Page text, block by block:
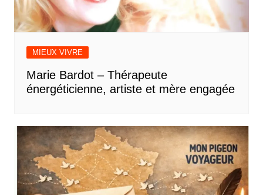
MIEUX VIVRE
Marie Bardot – Thérapeute
énergéticienne, artiste et mère engagée